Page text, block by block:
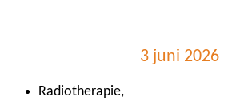
3 juni 2026
Radiotherapie,